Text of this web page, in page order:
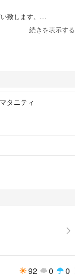
致します。
続きを表示する
タニティ
92 0 0